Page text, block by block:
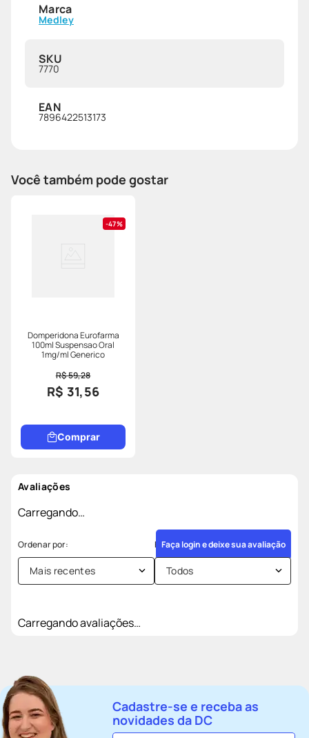
Marca
Medley
SKU
7770
EAN
7896422513173
Você também pode gostar
47%
Domperidona Eurofarma
100ml Suspensao Oral
1mg/ml Generico
R$ 59,28
R$ 31,56
Comprar
Avaliações
Carregando…
Faça login e deixe sua avaliação
Mais recentes Todos
Carregando avaliações…
Cadastre-se e receba as
novidades da DC